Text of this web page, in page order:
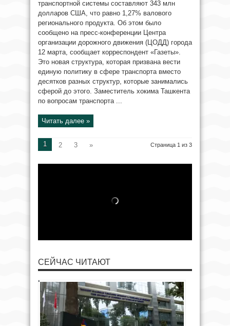
транспортной системы составляют 343 млн
долларов США, что равно 1,27% валового
регионального продукта. Об этом было
сообщено на пресс-конференции Центра
организации дорожного движения (ЦОДД) города
12 марта, сообщает корреспондент «Газеты».
Это новая структура, которая призвана вести
единую политику в сфере транспорта вместо
десятков разных структур, которые занимались
сферой до этого. Заместитель хокима Ташкента
по вопросам транспорта ...
Читать далее »
Страница 1 из 3
1 2 3 »
СЕЙЧАС ЧИТАЮТ